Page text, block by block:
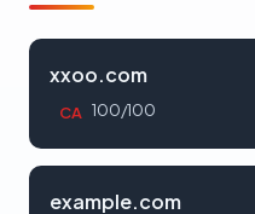
xxoo.com
CA 100/100
example.com